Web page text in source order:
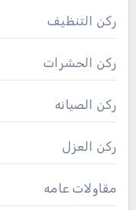
ركن التنظيف
ركن الحشرات
ركن الصيانه
ركن العزل
مقاولات عامه